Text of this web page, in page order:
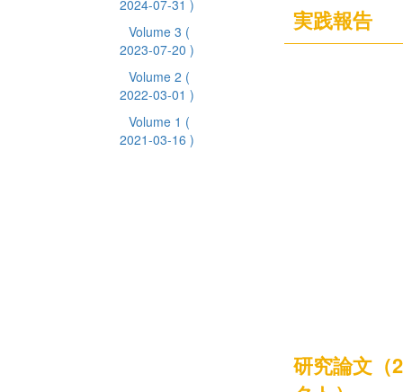
2024-07-31 )
Volume 3 (
2023-07-20 )
Volume 2 (
2022-03-01 )
Volume 1 (
2021-03-16 )
実践報告
研究論文（